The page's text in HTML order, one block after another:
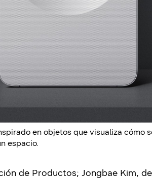
en objetos que visualiza cómo
espacio.
de Productos; Jongbae Kim,